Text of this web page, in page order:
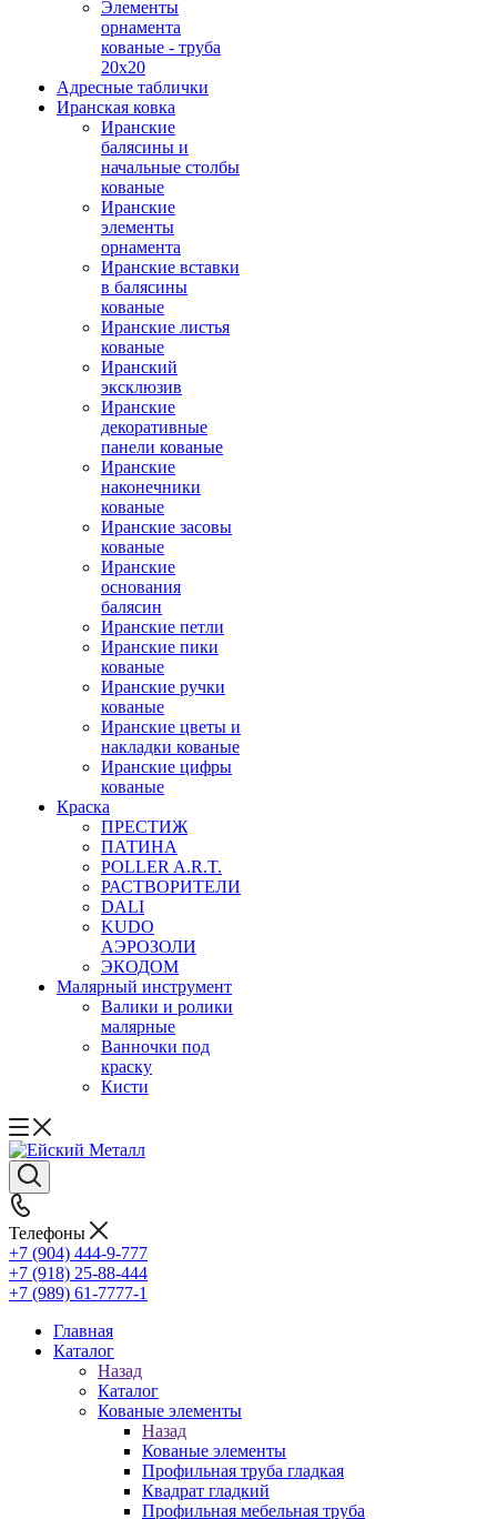
Элементы
орнамента
кованые - труба
20х20
Адресные таблички
Иранская ковка
Иранские
балясины и
начальные столбы
кованые
Иранские
элементы
орнамента
Иранские вставки
в балясины
кованые
Иранские листья
кованые
Иранский
эксклюзив
Иранские
декоративные
панели кованые
Иранские
наконечники
кованые
Иранские засовы
кованые
Иранские
основания
балясин
Иранские петли
Иранские пики
кованые
Иранские ручки
кованые
Иранские цветы и
накладки кованые
Иранские цифры
кованые
Краска
ПРЕСТИЖ
ПАТИНА
POLLER A.R.T.
РАСТВОРИТЕЛИ
DALI
KUDO
АЭРОЗОЛИ
ЭКОДОМ
Малярный инструмент
Валики и ролики
малярные
Ванночки под
краску
Кисти
Телефоны
+7 (904) 444-9-777
+7 (918) 25-88-444
+7 (989) 61-7777-1
Главная
Каталог
Назад
Каталог
Кованые элементы
Назад
Кованые элементы
Профильная труба гладкая
Квадрат гладкий
Профильная мебельная труба